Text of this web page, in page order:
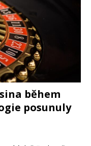
během
posunuly